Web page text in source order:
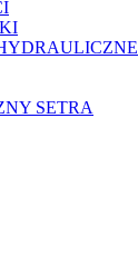
SETRA